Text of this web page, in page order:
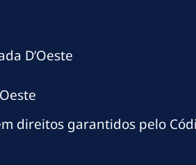
D’Oeste
direitos garantidos pelo